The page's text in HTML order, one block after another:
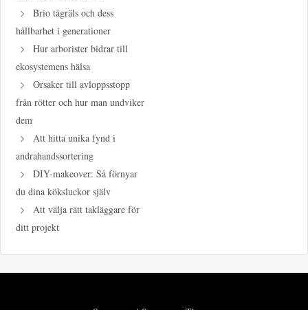
Brio tågräls och dess
hållbarhet i generationer
Hur arborister bidrar till
ekosystemens hälsa
Orsaker till avloppsstopp
från rötter och hur man undviker
dem
Att hitta unika fynd i
andrahandssortering
DIY-makeover: Så förnyar
du dina köksluckor själv
Att välja rätt takläggare för
ditt projekt